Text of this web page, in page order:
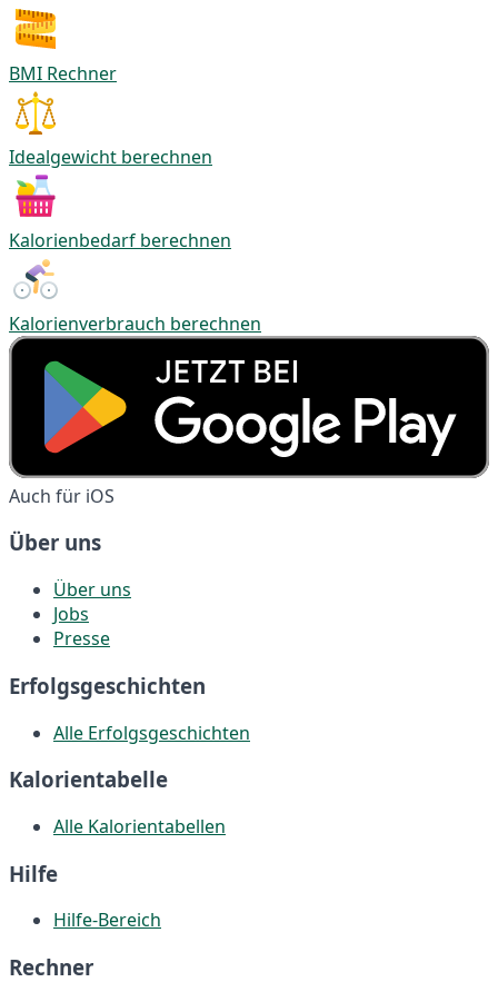
BMI Rechner
Idealgewicht berechnen
Kalorienbedarf berechnen
Kalorienverbrauch berechnen
Auch für iOS
Über uns
Über uns
Jobs
Presse
Erfolgsgeschichten
Alle Erfolgsgeschichten
Kalorientabelle
Alle Kalorientabellen
Hilfe
Hilfe-Bereich
Rechner